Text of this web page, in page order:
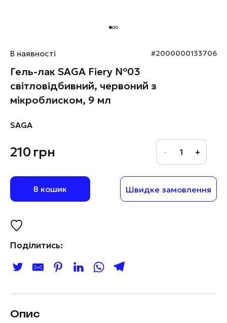
В наявності #2000000133706
Гель-лак SAGA Fiery №03
світловідбивний, червоний з
мікроблиском, 9 мл
SAGA
210грн
В кошик Швидке замовлення
Поділитись:
Опис